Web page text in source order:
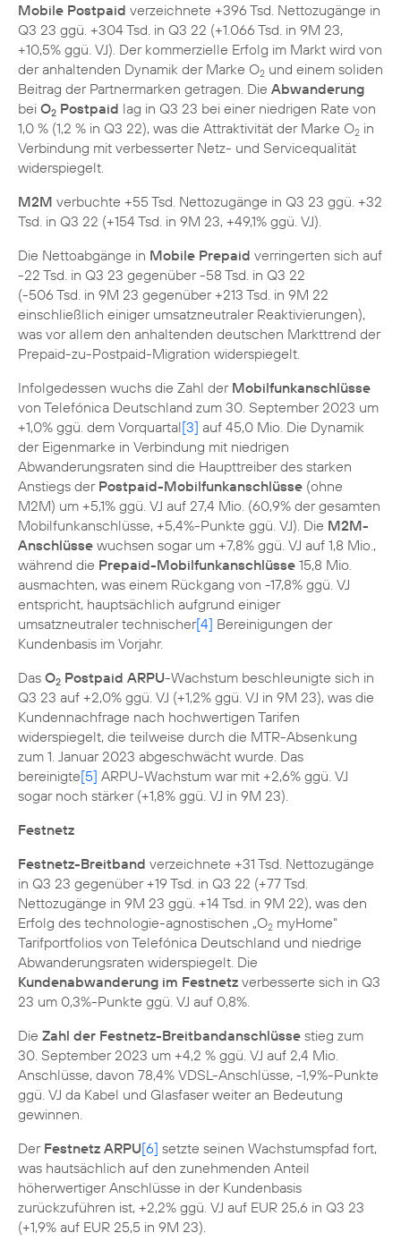
Mobile Postpaid verzeichnete +396 Tsd. Nettozugänge in
Q3 23 ggü. +304 Tsd. in Q3 22 (+1.066 Tsd. in 9M 23,
+10,5% ggü. VJ). Der kommerzielle Erfolg im Markt wird von
der anhaltenden Dynamik der Marke O2 und einem soliden
Beitrag der Partnermarken getragen. Die Abwanderung
bei O2 Postpaid lag in Q3 23 bei einer niedrigen Rate von
1,0 % (1,2 % in Q3 22), was die Attraktivität der Marke O2 in
Verbindung mit verbesserter Netz- und Servicequalität
widerspiegelt.
M2M verbuchte +55 Tsd. Nettozugänge in Q3 23 ggü. +32
Tsd. in Q3 22 (+154 Tsd. in 9M 23, +49,1% ggü. VJ).
Die Nettoabgänge in Mobile Prepaid verringerten sich auf
-22 Tsd. in Q3 23 gegenüber -58 Tsd. in Q3 22
(-506 Tsd. in 9M 23 gegenüber +213 Tsd. in 9M 22
einschließlich einiger umsatzneutraler Reaktivierungen),
was vor allem den anhaltenden deutschen Markttrend der
Prepaid-zu-Postpaid-Migration widerspiegelt.
Infolgedessen wuchs die Zahl der Mobilfunkanschlüsse
von Telefónica Deutschland zum 30. September 2023 um
+1,0% ggü. dem Vorquartal[3] auf 45,0 Mio. Die Dynamik
der Eigenmarke in Verbindung mit niedrigen
Abwanderungsraten sind die Haupttreiber des starken
Anstiegs der Postpaid-Mobilfunkanschlüsse (ohne
M2M) um +5,1% ggü. VJ auf 27,4 Mio. (60,9% der gesamten
Mobilfunkanschlüsse, +5,4%-Punkte ggü. VJ). Die M2M-
Anschlüsse wuchsen sogar um +7,8% ggü. VJ auf 1,8 Mio.,
während die Prepaid-Mobilfunkanschlüsse 15,8 Mio.
ausmachten, was einem Rückgang von -17,8% ggü. VJ
entspricht, hauptsächlich aufgrund einiger
umsatzneutraler technischer[4] Bereinigungen der
Kundenbasis im Vorjahr.
Das O2 Postpaid ARPU-Wachstum beschleunigte sich in
Q3 23 auf +2,0% ggü. VJ (+1,2% ggü. VJ in 9M 23), was die
Kundennachfrage nach hochwertigen Tarifen
widerspiegelt, die teilweise durch die MTR-Absenkung
zum 1. Januar 2023 abgeschwächt wurde. Das
bereinigte[5] ARPU-Wachstum war mit +2,6% ggü. VJ
sogar noch stärker (+1,8% ggü. VJ in 9M 23).
Festnetz
Festnetz-Breitband verzeichnete +31 Tsd. Nettozugänge
in Q3 23 gegenüber +19 Tsd. in Q3 22 (+77 Tsd.
Nettozugänge in 9M 23 ggü. +14 Tsd. in 9M 22), was den
Erfolg des technologie-agnostischen „O2 myHome“
Tarifportfolios von Telefónica Deutschland und niedrige
Abwanderungsraten widerspiegelt. Die
Kundenabwanderung im Festnetz verbesserte sich in Q3
23 um 0,3%-Punkte ggü. VJ auf 0,8%.
Die Zahl der Festnetz-Breitbandanschlüsse stieg zum
30. September 2023 um +4,2 % ggü. VJ auf 2,4 Mio.
Anschlüsse, davon 78,4% VDSL-Anschlüsse, -1,9%-Punkte
ggü. VJ da Kabel und Glasfaser weiter an Bedeutung
gewinnen.
Der Festnetz ARPU[6] setzte seinen Wachstumspfad fort,
was hautsächlich auf den zunehmenden Anteil
höherwertiger Anschlüsse in der Kundenbasis
zurückzuführen ist, +2,2% ggü. VJ auf EUR 25,6 in Q3 23
(+1,9% auf EUR 25,5 in 9M 23).